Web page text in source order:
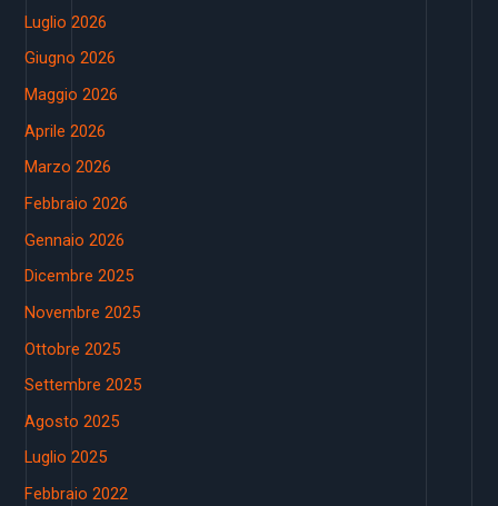
Luglio 2026
Giugno 2026
Maggio 2026
Aprile 2026
Marzo 2026
Febbraio 2026
Gennaio 2026
Dicembre 2025
Novembre 2025
Ottobre 2025
Settembre 2025
Agosto 2025
Luglio 2025
Febbraio 2022